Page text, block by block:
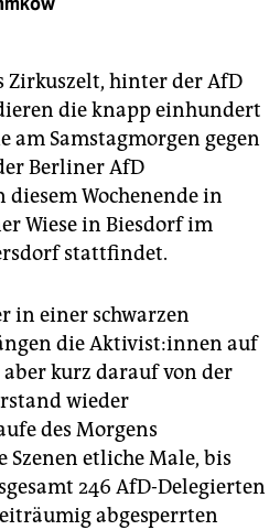
Zirkuszelt, hinter der AfD
die knapp einhundert
Samstagmorgen gegen
Berliner AfD
Wochenende in
Wiese in Biesdorf im
stattfindet.
in einer schwarzen
die Ak­ti­vis­t:in­nen auf
kurz darauf von der
wieder
des Morgens
Szenen etliche Male, bis
246 AfD-Delegierten
abgesperrten